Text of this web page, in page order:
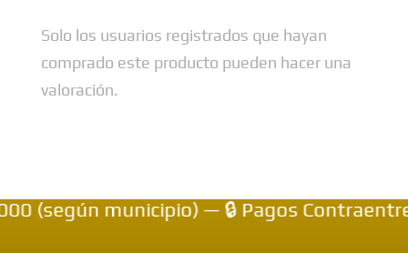
Solo los usuarios registrados que hayan
comprado este producto pueden hacer una
valoración.
municipio) — 🔒 Pagos